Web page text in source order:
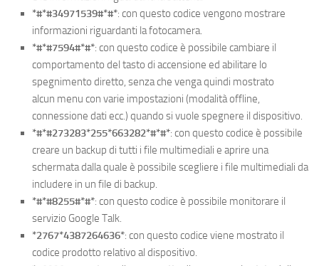
*#*#34971539#*#*: con questo codice vengono mostrare
informazioni riguardanti la fotocamera.
*#*#7594#*#*: con questo codice è possibile cambiare il
comportamento del tasto di accensione ed abilitare lo
spegnimento diretto, senza che venga quindi mostrato
alcun menu con varie impostazioni (modalità offline,
connessione dati ecc.) quando si vuole spegnere il dispositivo.
*#*#273283*255*663282*#*#*: con questo codice è possibile
creare un backup di tutti i file multimediali e aprire una
schermata dalla quale è possibile scegliere i file multimediali da
includere in un file di backup.
*#*#8255#*#*: con questo codice è possibile monitorare il
servizio Google Talk.
*2767*4387264636*: con questo codice viene mostrato il
codice prodotto relativo al dispositivo.